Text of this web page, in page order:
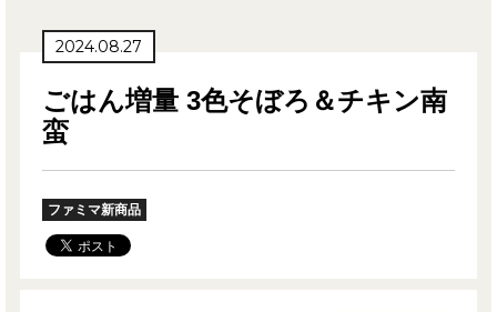
2024.08.27
ごはん増量 3色そぼろ＆チキン南
蛮
ファミマ新商品